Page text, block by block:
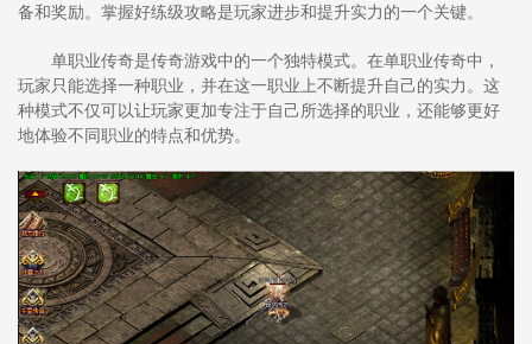
备和奖励。掌握好练级攻略是玩家进步和提升实力的一个关键。
单职业传奇是传奇游戏中的一个独特模式。在单职业传奇中，
玩家只能选择一种职业，并在这一职业上不断提升自己的实力。这
种模式不仅可以让玩家更加专注于自己所选择的职业，还能够更好
地体验不同职业的特点和优势。